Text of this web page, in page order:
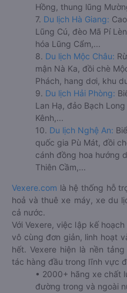
Hồng, thung lũng
7. Du lịch Hà Giang:
Lũng Cú, đèo Mã Pí
hóa Lũng Cẩm,...
8. Du lịch Mộc Châu:
mận Nà Ka, đồi chè
Phách, hang dơi, khu
9. Du lịch Hải Phòng:
Lan Hạ, đảo Bạch
Kênh,...
10. Du lịch Nghệ An:
quốc gia Pù Mát, đồi
cánh đồng hoa hướng
Thiên Cầm,...
Vexere.com là hệ thống hỗ
hoả và thuê xe máy, xe du
cả nước.
Với Vexere, việc lập kế
vô cùng đơn giản, linh hoạt
hết. Vexere hiện là nền
tác hàng đầu trong lĩnh vực
• 2000+ hãng xe chất
đường trong và ngoài